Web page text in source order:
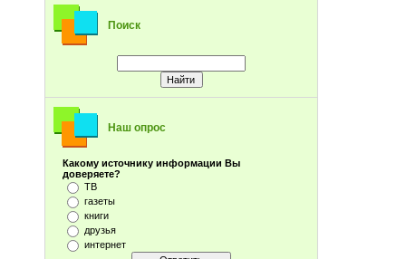
Поиск
Наш опрос
Какому источнику информации Вы
доверяете?
ТВ
газеты
книги
друзья
интернет